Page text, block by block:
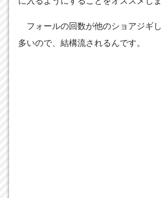
フォールの回数が他のショアジギ
多いので、結構流されるんです。